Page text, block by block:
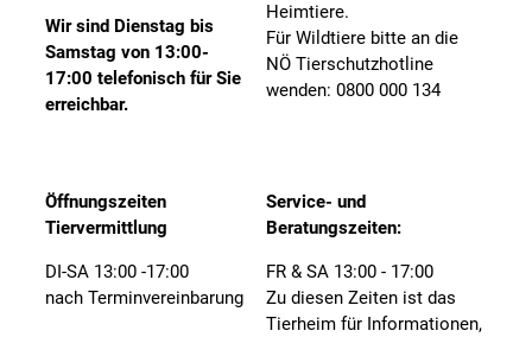
Wir sind Dienstag bis
Samstag von 13:00-
17:00 telefonisch für Sie
erreichbar.
Heimtiere.
Für Wildtiere bitte an die
NÖ Tierschutzhotline
wenden: 0800 000 134
Öffnungszeiten
Tiervermittlung
DI-SA 13:00 -17:00
nach Terminvereinbarung
Service- und
Beratungszeiten:
FR & SA 13:00 - 17:00
Zu diesen Zeiten ist das
Tierheim für Informationen,